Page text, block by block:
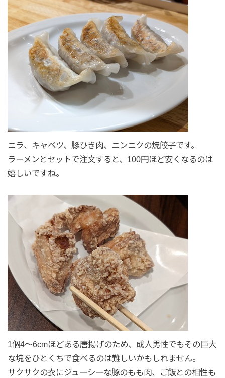
ニラ、キャベツ、豚ひき肉、ニンニクの焼餃子です。
ラーメンとセットで注文すると、100円ほど安くなるのは
嬉しいですね。
1個4〜6cmほどある唐揚げのため、成人男性でもその巨大
な塊をひとくちで食べるのは難しいかもしれません。
サクサクの衣にジューシーな豚のもも肉、ご飯との相性も